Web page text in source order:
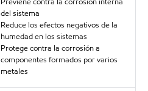
del sistema
Reduce los efectos negativos de la
humedad en los sistemas
Protege contra la corrosión a
componentes formados por varios
metales